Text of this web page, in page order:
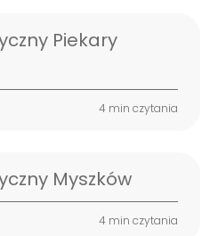
Piekary
4 min czytania
Myszków
4 min czytania